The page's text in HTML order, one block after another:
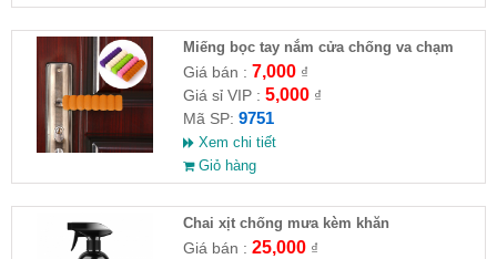
Miếng bọc tay nắm cửa chống va chạm
Giá bán : 7,000₫
Giá sỉ VIP : 5,000₫
Mã SP: 9751
Xem chi tiết
Giỏ hàng
Chai xịt chống mưa kèm khăn
Giá bán : 25,000₫